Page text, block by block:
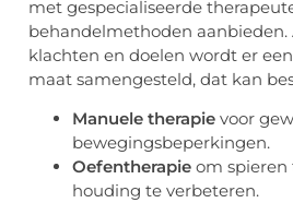
met gespecialiseerde
behandelmethoden
klachten en doelen wordt er
maat samengesteld, dat kan
Manuele therapie voor
bewegingsbeperkingen.
Oefentherapie om spieren
houding te verbeteren.